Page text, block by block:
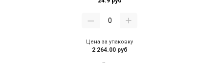
Цена за упаковку
2 264.00 руб